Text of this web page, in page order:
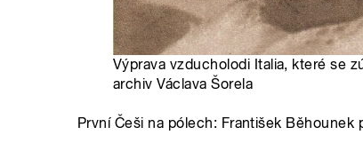
Výprava vzducholodi Italia, které se
archiv Václava Šorela
První Češi na pólech: František